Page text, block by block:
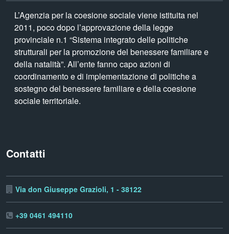
L’Agenzia per la coesione sociale viene istituita nel
2011, poco dopo l’approvazione della legge
provinciale n.1 “Sistema integrato delle politiche
strutturali per la promozione del benessere familiare e
della natalità”. All’ente fanno capo azioni di
coordinamento e di implementazione di politiche a
sostegno del benessere familiare e della coesione
sociale territoriale.
Contatti
Via don Giuseppe Grazioli, 1 - 38122
+39 0461 494110